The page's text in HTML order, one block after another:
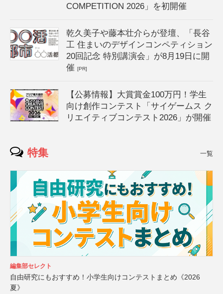
COMPETITION 2026」を初開催
乾久美子や藤本壮介らが登壇、「長谷
工 住まいのデザインコンペティション
20回記念 特別講演会」が8月19日に開
催[PR]
【公募情報】大賞賞金100万円！学生
向け創作コンテスト「サイゲームス ク
リエイティブコンテスト2026」が開催
特集 一覧
編集部セレクト
自由研究にもおすすめ！小学生向けコンテストまとめ《2026
夏》